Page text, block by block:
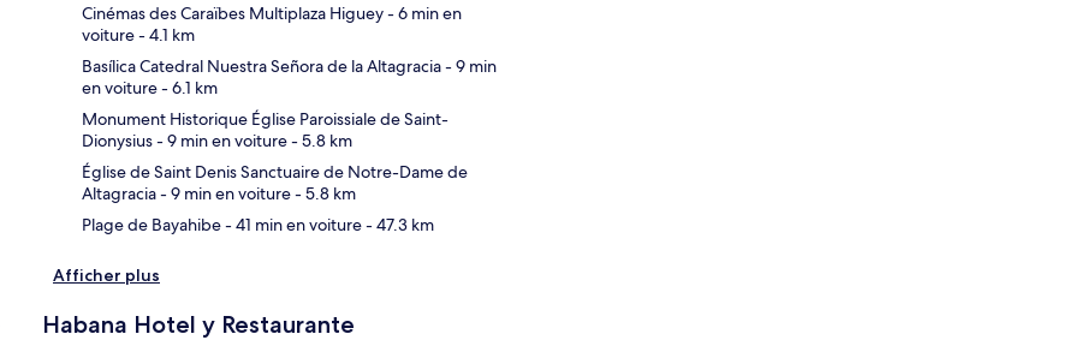
Cinémas des Caraïbes Multiplaza Higuey- 6 min en
voiture- 4.1 km
Basílica Catedral Nuestra Señora de la Altagracia- 9 min
en voiture- 6.1 km
Monument Historique Église Paroissiale de Saint-
Dionysius- 9 min en voiture- 5.8 km
Église de Saint Denis Sanctuaire de Notre-Dame de
Altagracia- 9 min en voiture- 5.8 km
Plage de Bayahibe- 41 min en voiture- 47.3 km
Afficher plus
Habana Hotel y Restaurante